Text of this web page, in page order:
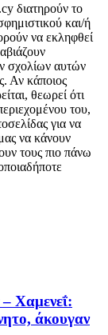
διατηρούν το
και/ή
να εκληφθεί
σχολίων αυτών
Αν κάποιος
θεωρεί ότι
του,
για να
να κάνουν
τους πιο πάνω
Χαμενεΐ:
άκουγαν